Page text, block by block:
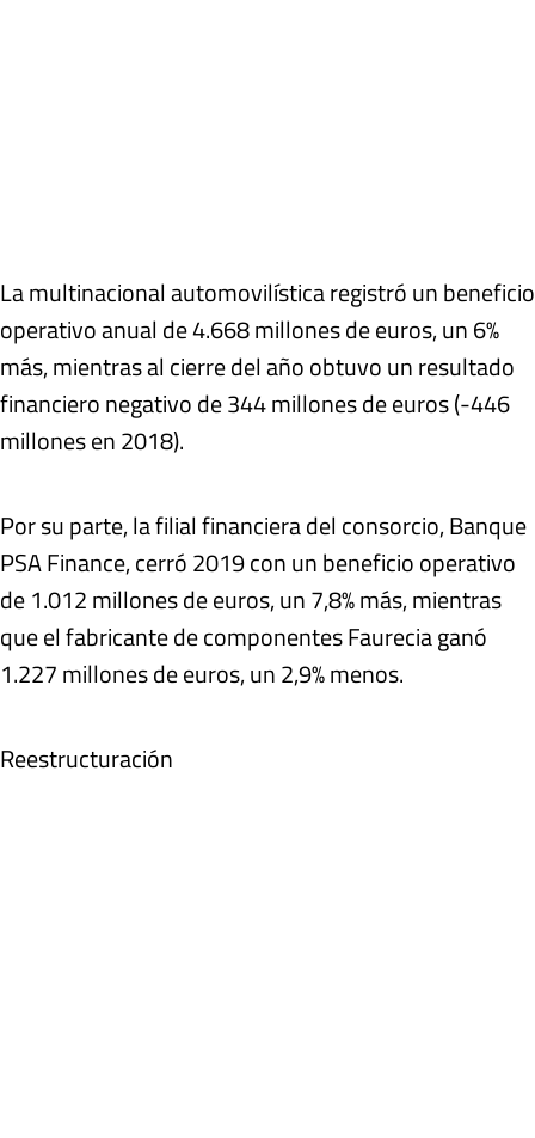
La multinacional automovilística registró un beneficio
operativo anual de 4.668 millones de euros, un 6%
más, mientras al cierre del año obtuvo un resultado
financiero negativo de 344 millones de euros (-446
millones en 2018).
Por su parte, la filial financiera del consorcio, Banque
PSA Finance, cerró 2019 con un beneficio operativo
de 1.012 millones de euros, un 7,8% más, mientras
que el fabricante de componentes Faurecia ganó
1.227 millones de euros, un 2,9% menos.
Reestructuración